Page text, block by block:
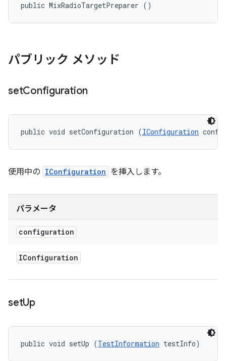
public MixRadioTargetPreparer ()
パブリック メソッド
setConfiguration
public void setConfiguration (IConfiguration
使用中の IConfiguration を挿入します。
パラメータ
configuration
IConfiguration
setUp
public void setUp (TestInformation testInfo)